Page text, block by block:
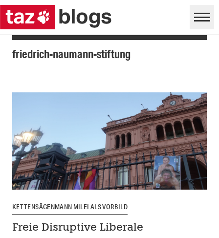
friedrich-naumann-stiftung
KETTENSÄGENMANN MILEI ALS VORBILD
Freie Disruptive Liberale